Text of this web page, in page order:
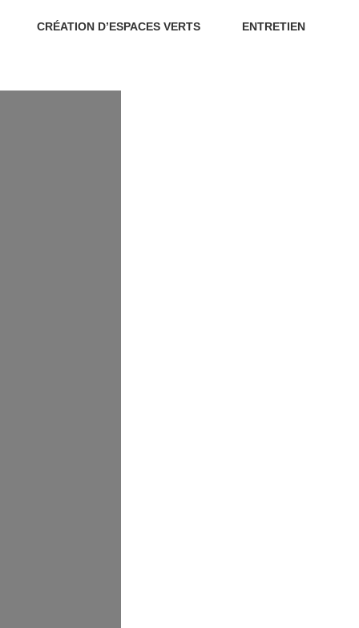
CRÉATION D’ESPACES VERTS ENTRETIEN